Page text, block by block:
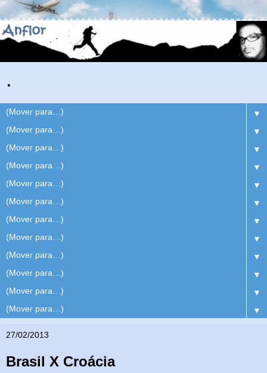
.
▼
▼
▼
▼
▼
▼
▼
▼
▼
▼
▼
▼
27/02/2013
Brasil X Croácia